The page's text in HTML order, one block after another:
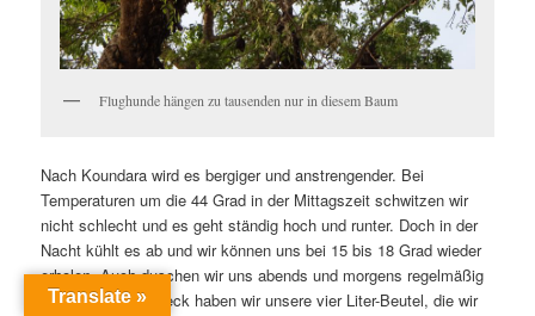
Flughunde hängen zu tausenden nur in diesem Baum
Nach Koundara wird es bergiger und anstrengender. Bei
Temperaturen um die 44 Grad in der Mittagszeit schwitzen wir
nicht schlecht und es geht ständig hoch und runter. Doch in der
Nacht kühlt es ab und wir können uns bei 15 bis 18 Grad wieder
erholen. Auch duschen wir uns abends und morgens regelmäßig
ab. Für diesen Zweck haben wir unsere vier Liter-Beutel, die wir
Translate »